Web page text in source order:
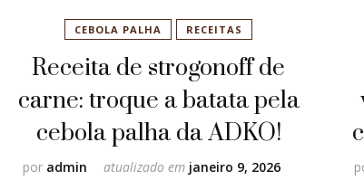
CEBOLA PALHA RECEITAS
Receita de strogonoff de
carne: troque a batata pela
cebola palha da ADKO!
por admin atualizado em janeiro 9, 2026